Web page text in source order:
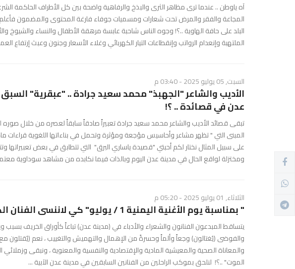
آه ياوطن .. عندما ترى مظاهر الثرى والبذخ والرفاهية واضحة بين كل الأطراف الحاكمة
المجاعة والفقر والمرض تحت شعارات ومسميات جوفاء فارغة المحتوى والمضمون
البلد على حافة الهاوية ..؟! وجوه الناس شاحبة عابسة مرهقة الأطفال والنساء والشيوخ
الملتهبة وإنعدام الرواتب وإنقطاعات التيار الكهربائي وغلاء الأسعار وجنون وعبث إرتفاع
السبت, 05 يوليو 2025 - 03:40 م
الأديب والشاعر "الجهبذ" محمد سعيد جرادة .. "عبقرية"
عدن في قصائدة .. ؟!
تبقى قصائد الأديب والشاعر محمد سعيد جرادة تعبيراً صادقاً سابقاً لعصره من خلال صوره
المبنى التي " تظهر مشاعر وأحاسيس مؤجعة ومؤثرة وتحمل في بناءاتها اللغوية قراءات
على سبيل المثال نختار لكم أحبتي "قصيدة ياساري البرق" التي تتطابق في بعض
ومختزلة لواقع الحال في مدينة عدن اليوم وبالذات فيما نكابده من مشاهد سوداوية
الثلاثاء, 01 يوليو 2025 - 05:20 م
" بمناسبة يوم الأغنية اليمنية 1 / يوليو" كي لاننسى الفنان الكبير / أحمد علي قاسم ..
يتساقط المبدعون الفنانون والشعراء والأدباء في (مدينة عدن) تباعاً كأوراق الخريف بسبب
والفوضى (يُغتالون) وجعاً وألماً وحسرةً من الإهمال والتهميش والتغييب ، نعم (يُقتلون
والمعاناة الصحية والمعيشية المادية والإقتصادية والنفسية والمعنوية ، ونبقى وزملائي
الموت" ..؟! لنلحق بموكب الراحلين من الفنانين السابقين في مدينة عدن الآبية ...